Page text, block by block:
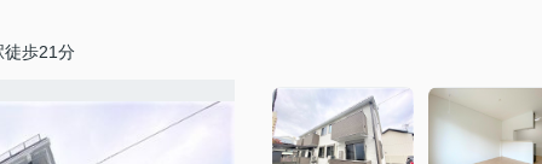
徒歩21分